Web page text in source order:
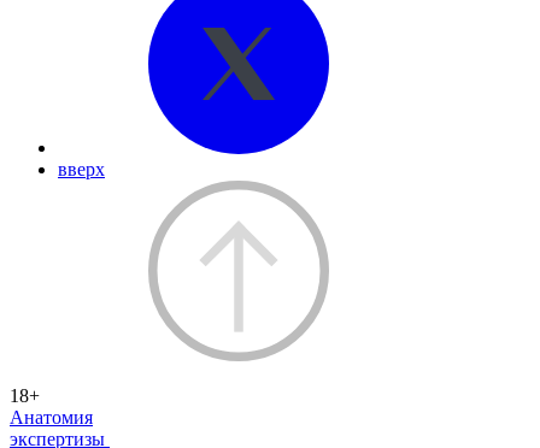
вверх
18+
Анатомия
экспертизы